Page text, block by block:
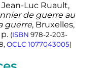
Luc Ruault,
de guerre au
guerre, Bruxelles,
p. (ISBN 978-2-203-
, OCLC 1077043005)